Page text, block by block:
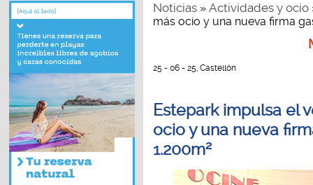
Noticias» Actividades y ocio
más ocio y una nueva firma
25 - 06 - 25, Castellón
Estepark impulsa el
ocio y una nueva
1.200m²